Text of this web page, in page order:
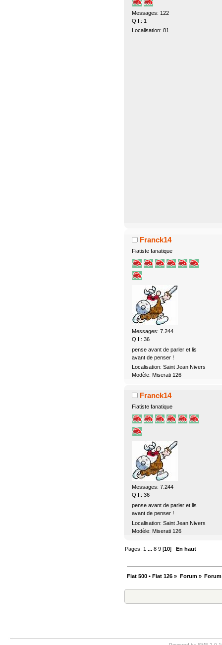
Messages: 122
Q.I.: 1
Localisation: 81
Franck14
Fiatiste fanatique
Messages: 7.244
Q.I.: 36
pense avant de parler et lis
avant de penser !
Localisation: Saint Jean Nivers
Modèle: Miserati 126
Franck14
Fiatiste fanatique
Messages: 7.244
Q.I.: 36
pense avant de parler et lis
avant de penser !
Localisation: Saint Jean Nivers
Modèle: Miserati 126
Pages:1 ...8 9 [10] En haut
Fiat 500 • Fiat 126 » Forum»